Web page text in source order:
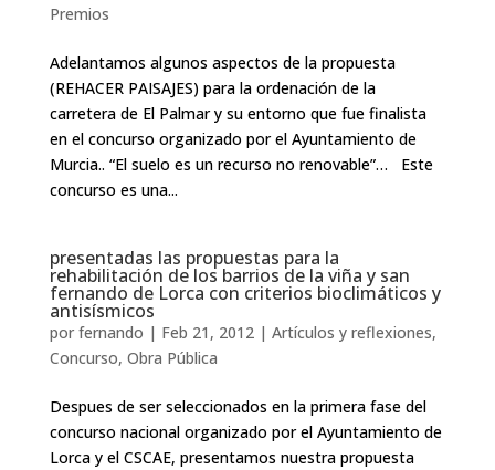
Premios
Adelantamos algunos aspectos de la propuesta
(REHACER PAISAJES) para la ordenación de la
carretera de El Palmar y su entorno que fue finalista
en el concurso organizado por el Ayuntamiento de
Murcia.. “El suelo es un recurso no renovable”… Este
concurso es una...
presentadas las propuestas para la
rehabilitación de los barrios de la viña y san
fernando de Lorca con criterios bioclimáticos y
antisísmicos
por fernando | Feb 21, 2012| Artículos y reflexiones,
Concurso, Obra Pública
Despues de ser seleccionados en la primera fase del
concurso nacional organizado por el Ayuntamiento de
Lorca y el CSCAE, presentamos nuestra propuesta